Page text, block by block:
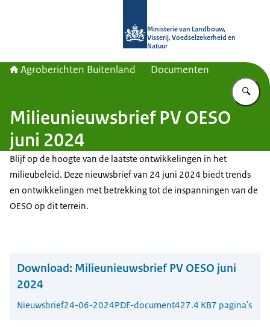
Ministerie van Landbouw,
Visserij, Voedselzekerheid en
Natuur
Agroberichten Buitenland Documenten
Milieunieuwsbrief PV OESO
juni 2024
Blijf op de hoogte van de laatste ontwikkelingen in het
milieubeleid. Deze nieuwsbrief van 24 juni 2024 biedt trends
en ontwikkelingen met betrekking tot de inspanningen van de
OESO op dit terrein.
Download: Milieunieuwsbrief PV OESO juni
2024
Nieuwsbrief24-06-2024PDF-document427.4 KB7 pagina's